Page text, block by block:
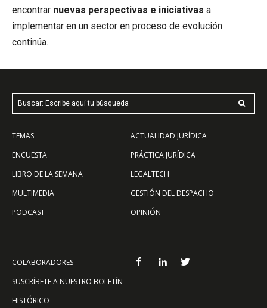
encontrar nuevas perspectivas e iniciativas a
implementar en un sector en proceso de evolución
continúa.
Buscar: Escribe aquí tu búsqueda
TEMAS
ENCUESTA
LIBRO DE LA SEMANA
MULTIMEDIA
PODCAST
ACTUALIDAD JURÍDICA
PRÁCTICA JURÍDICA
LEGALTECH
GESTIÓN DEL DESPACHO
OPINIÓN
COLABORADORES
SUSCRÍBETE A NUESTRO BOLETÍN
HISTÓRICO